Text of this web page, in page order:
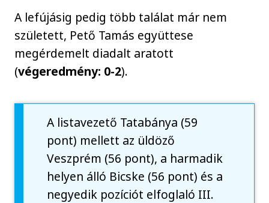
A lefújásig pedig több találat már nem
született, Pető Tamás együttese
megérdemelt diadalt aratott
(végeredmény: 0-2).
A listavezető Tatabánya (59
pont) mellett az üldöző
Veszprém (56 pont), a harmadik
helyen álló Bicske (56 pont) és a
negyedik pozíciót elfoglaló III.